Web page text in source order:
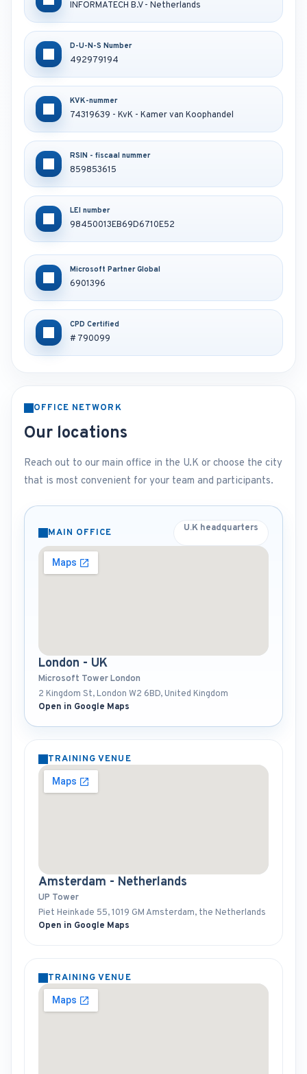
INFORMATECH B.V - Netherlands
D-U-N-S Number
492979194
KVK-nummer
74319639 - KvK - Kamer van Koophandel
RSIN - fiscaal nummer
859853615
LEI number
98450013EB69D6710E52
Microsoft Partner Global
6901396
CPD Certified
# 790099
OFFICE NETWORK
Our locations
Reach out to our main office in the U.K or choose the city
that is most convenient for your team and participants.
MAIN OFFICE U.K headquarters
London - UK
Microsoft Tower London
2 Kingdom St, London W2 6BD, United Kingdom
Open in Google Maps
TRAINING VENUE
Amsterdam - Netherlands
UP Tower
Piet Heinkade 55, 1019 GM Amsterdam, the Netherlands
Open in Google Maps
TRAINING VENUE